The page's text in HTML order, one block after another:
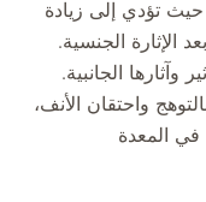
حيث تؤدي إلى زيادة
الإثارة الجنسية.
وآثارها الجانبية.
واحتقان الأنف،
في المعدة